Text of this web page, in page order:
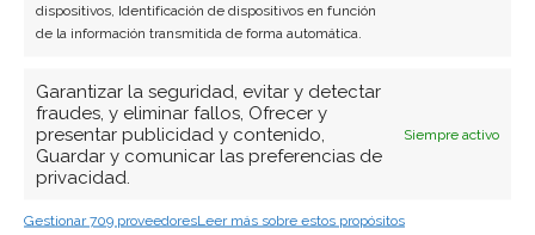
dispositivos, Identificación de dispositivos en función
de la información transmitida de forma automática.
Garantizar la seguridad, evitar y detectar
fraudes, y eliminar fallos, Ofrecer y
presentar publicidad y contenido,
Guardar y comunicar las preferencias de
privacidad.
Siempre activo
Gestionar 709 proveedoresLeer más sobre estos propósitos